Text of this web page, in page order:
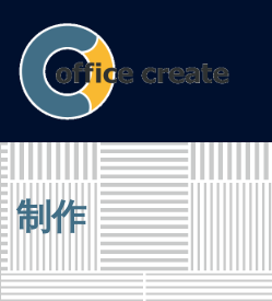
制作